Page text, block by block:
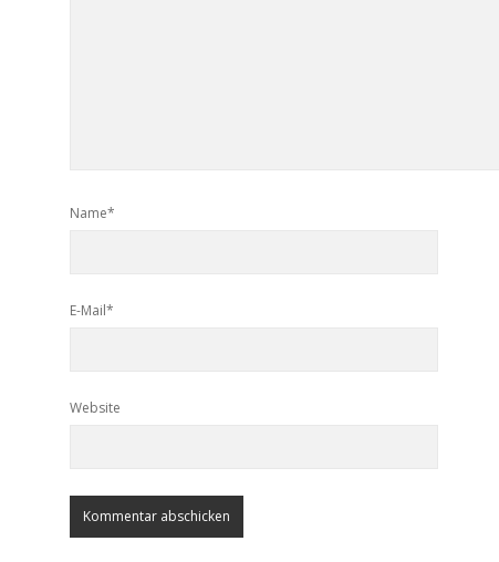
Name*
E-Mail*
Website